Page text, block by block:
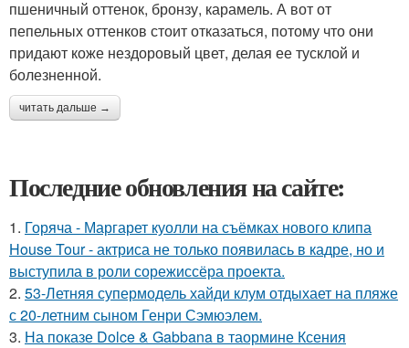
пшеничный оттенок, бронзу, карамель. А вот от
пепельных оттенков стоит отказаться, потому что они
придают коже нездоровый цвет, делая ее тусклой и
болезненной.
читать дальше →
Последние обновления на сайте:
1. Горяча - Маргарет куолли на съёмках нового клипа
House Tour - актриса не только появилась в кадре, но и
выступила в роли сорежиссёра проекта.
2. 53-Летняя супермодель хайди клум отдыхает на пляже
с 20-летним сыном Генри Сэмюэлем.
3. На показе Dolce & Gabbana в таормине Ксения